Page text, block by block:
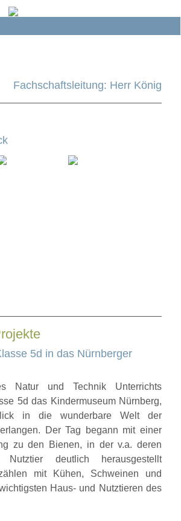
Fachschaftsleitung: Herr König
5d in das Nürnberger
Natur und Technik Unterrichts
5d das Kindermuseum Nürnberg,
in die wunderbare Welt der
Der Tag begann mit einer
zu den Bienen, in der v.a. deren
Nutztier deutlich herausgestellt
mit Kühen, Schweinen und
Haus- und Nutztieren des